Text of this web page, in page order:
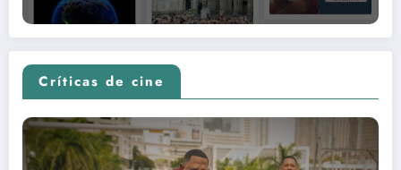
Críticas de cine